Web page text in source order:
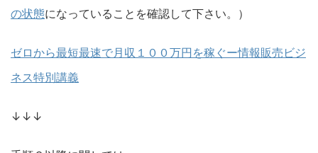
の状態になっていることを確認して下さい。）
ゼロから最短最速で月収１００万円を稼ぐー情報販売ビジ
ネス特別講義
↓↓↓